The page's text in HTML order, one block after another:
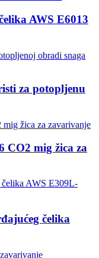
AWS E6013
za potopljenu
CO2 mig žica za
čelika